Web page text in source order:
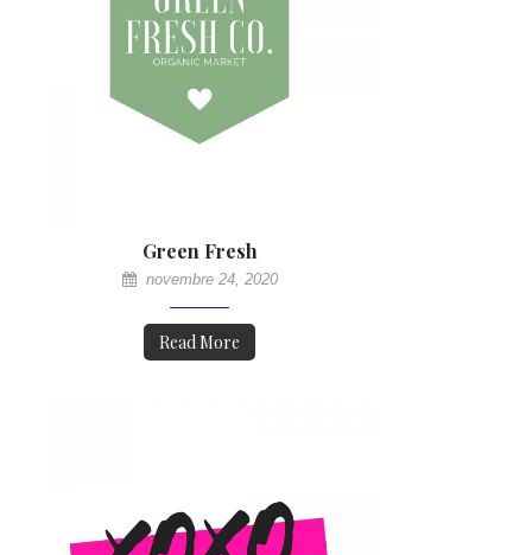
Green Fresh
novembre 24, 2020
Read More